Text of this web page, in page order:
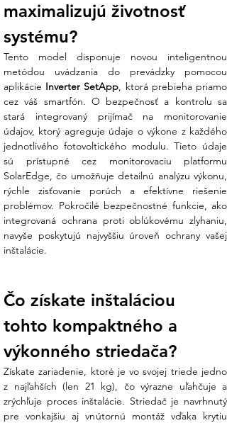
sledovať výkon každého panelu zvlášť,
čo umožňuje bleskovú identifikáciu
akýchkoľvek porúch.
Pokročilá bezpečnosť SafeDC™:
Systém automaticky znižuje DC napätie
na bezpečnú úroveň (1V na modul) pri
každom vypnutí striedača alebo siete.
Tým chráni majetok aj osoby pri údržbe
či zásahu hasičov.
Koniec technickej neistote:Nie ste si
istí, či sú optimalizátory vhodné pre vašu
strechu s viacerými orientáciami? Náš
tím v Ensun vám navrhne konfiguráciu
tak, aby ste naplno využili potenciál
technológie SolarEdge.
posúvajú hranice efektivity a bezpečnosti:
Parameter
Hodnota
Model
SolarEdge SE7K (SetApp)
Menovitý AC
výkon
7 000 W (7 kW)
Max. DC výkon
9 450 W
maximalizujú životnosť
systému?
Tento model disponuje novou inteligentnou
metódou uvádzania do prevádzky pomocou
aplikácie Inverter SetApp, ktorá prebieha priamo
cez váš smartfón. O bezpečnosť a kontrolu sa
stará integrovaný prijímač na monitorovanie
údajov, ktorý agreguje údaje o výkone z každého
jednotlivého fotovoltického modulu. Tieto údaje
sú prístupné cez monitorovaciu platformu
SolarEdge, čo umožňuje detailnú analýzu výkonu,
rýchle zisťovanie porúch a efektívne riešenie
problémov. Pokročilé bezpečnostné funkcie, ako
integrovaná ochrana proti oblúkovému zlyhaniu,
navyše poskytujú najvyššiu úroveň ochrany vašej
inštalácie.
Čo získate inštaláciou
tohto kompaktného a
výkonného striedača?
Získate zariadenie, ktoré je vo svojej triede jedno
z najľahších (len 21 kg), čo výrazne uľahčuje a
zrýchľuje proces inštalácie. Striedač je navrhnutý